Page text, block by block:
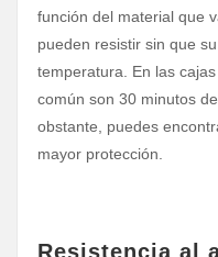
función del material que
pueden resistir sin que
temperatura. En las
común son 30 minutos
obstante, puedes
mayor protección.
Resistencia al